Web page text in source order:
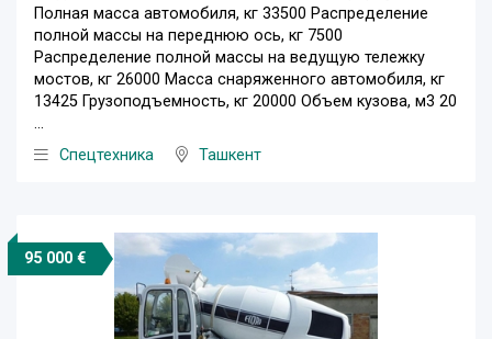
Полная масса автомобиля, кг 33500 Распределение
полной массы на переднюю ось, кг 7500
Распределение полной массы на ведущую тележку
мостов, кг 26000 Масса снаряженного автомобиля, кг
13425 Грузоподъемность, кг 20000 Объем кузова, м3 20
...
Спецтехника
Ташкент
95 000 €